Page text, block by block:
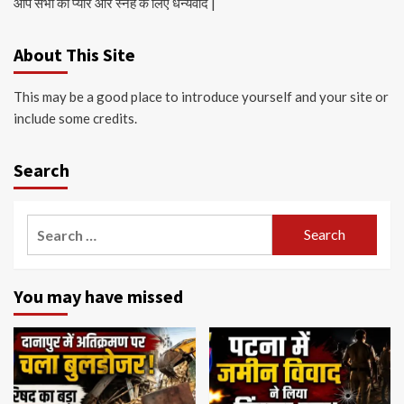
About This Site
This may be a good place to introduce yourself and your site or
include some credits.
Search
You may have missed